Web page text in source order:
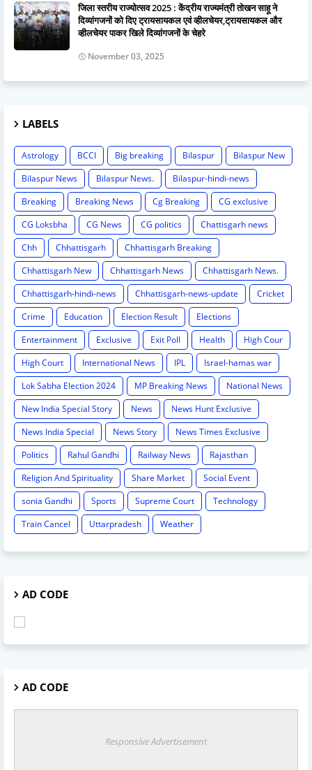
जिला स्तरीय राज्योत्सव 2025 : केंद्रीय राज्यमंत्री तोखन साहू ने
दिव्यांगजनों को दिए ट्रायसायकल एवं व्हीलचेयर,ट्रायसायकल और
व्हीलचेयर पाकर खिले दिव्यांगजनों के चेहरे
November 03, 2025
LABELS
Astrology BCCI Big breaking Bilaspur
Bilaspur New
Bilaspur News
Bilaspur News.
Bilaspur-hindi-news
Breaking
Breaking News Cg Breaking
CG exclusive
CG Loksbha
CG News CG politics
Chattisgarh news
Chh
Chhattisgarh
Chhattisgarh Breaking
Chhattisgarh New
Chhattisgarh News
Chhattisgarh News.
Chhattisgarh-hindi-news
Chhattisgarh-news-update
Cricket
Crime
Education Election Result
Elections
Entertainment
Exclusive Exit Poll Health
High Cour
High Court
International News IPL
Israel-hamas war
Lok Sabha Election 2024
MP Breaking News
National News
New India Special Story
News
News Hunt Exclusive
News India Special
News Story
News Times Exclusive
Politics
Rahul Gandhi Railway News
Rajasthan
Religion And Spirituality
Share Market
Social Event
sonia Gandhi
Sports Supreme Court
Technology
Train Cancel
Uttarpradesh Weather
AD CODE
AD CODE
Responsive Advertisement